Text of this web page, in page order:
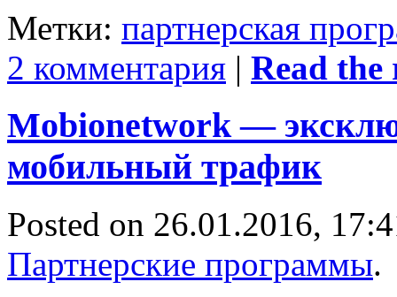
Метки: партнерская
2 комментария | Read the
Mobionetwork —
мобильный трафик
Posted on 26.01.2016,
Партнерские программы.